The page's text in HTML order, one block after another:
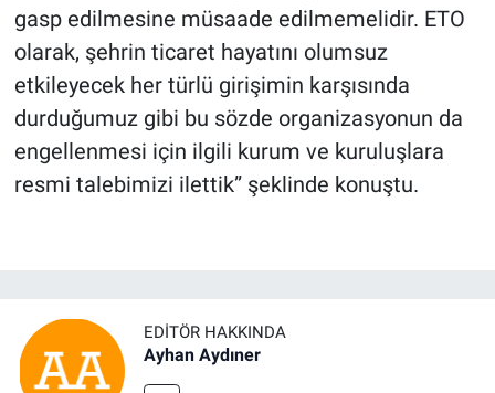
gasp edilmesine müsaade edilmemelidir. ETO
olarak, şehrin ticaret hayatını olumsuz
etkileyecek her türlü girişimin karşısında
durduğumuz gibi bu sözde organizasyonun da
engellenmesi için ilgili kurum ve kuruluşlara
resmi talebimizi ilettik” şeklinde konuştu.
EDITÖR HAKKINDA
Ayhan Aydıner